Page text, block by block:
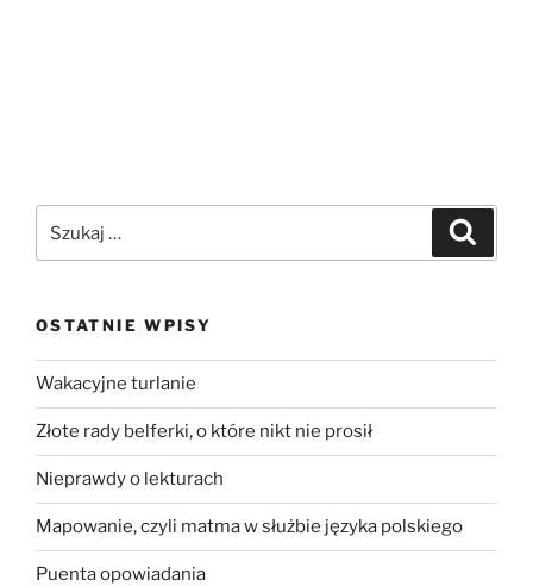
OSTATNIE WPISY
Wakacyjne turlanie
Złote rady belferki, o które nikt nie prosił
Nieprawdy o lekturach
Mapowanie, czyli matma w służbie języka polskiego
Puenta opowiadania